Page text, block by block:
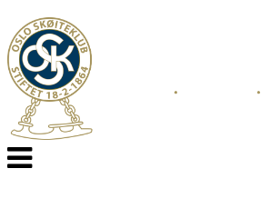
Veksle
navigasjon